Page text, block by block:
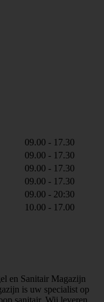
09.00 - 17.30
09.00 - 17.30
09.00 - 17.30
09.00 - 17.30
09.00 - 20:30
10.00 - 17.00
en Sanitair Magazijn
is uw specialist op